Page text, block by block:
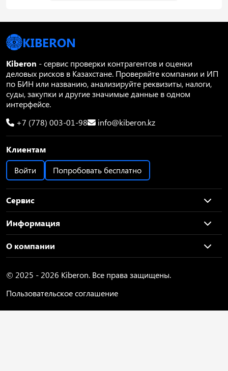
KIBERON
Kiberon - сервис проверки контрагентов и оценки
деловых рисков в Казахстане. Проверяйте компании и ИП
по БИН или названию, анализируйте реквизиты, налоги,
суды, закупки и другие значимые данные в одном
интерфейсе.
+7 (778) 003-01-98
info@kiberon.kz
Клиентам
Войти
Попробовать бесплатно
Сервис
Информация
О компании
© 2025 - 2026 Kiberon. Все права защищены.
Пользовательское соглашение